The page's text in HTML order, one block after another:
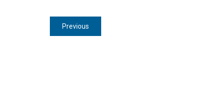
Navegação
de
Previous
post: